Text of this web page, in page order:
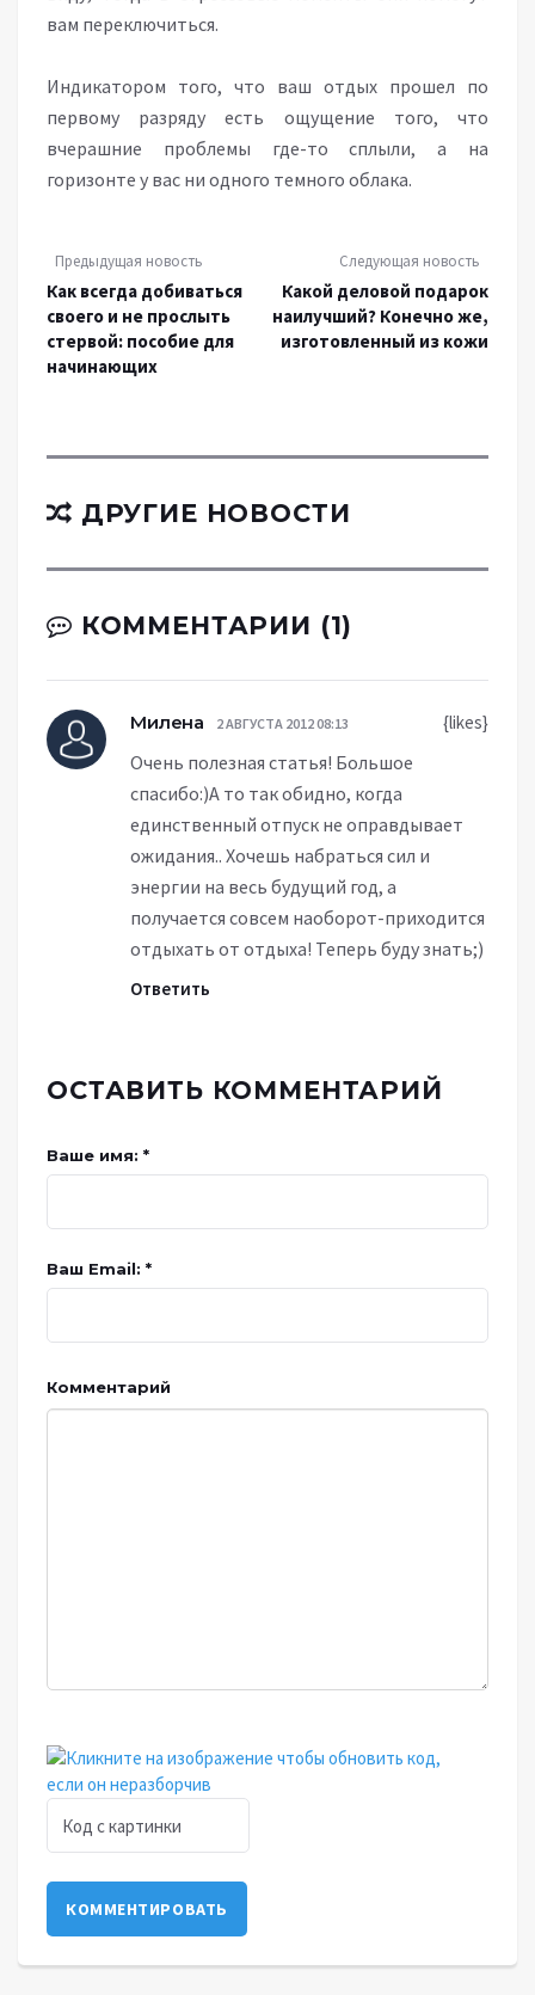
вам переключиться.
Индикатором того, что ваш отдых прошел по
первому разряду есть ощущение того, что
вчерашние проблемы где-то сплыли, а на
горизонте у вас ни одного темного облака.
Предыдущая новость
Как всегда добиваться
своего и не прослыть
стервой: пособие для
начинающих
Следующая новость
Какой деловой подарок
наилучший? Конечно же,
изготовленный из кожи
ДРУГИЕ НОВОСТИ
КОММЕНТАРИИ (1)
{likes}
Милена 2 АВГУСТА 2012 08:13
Очень полезная статья! Большое
спасибо:)А то так обидно, когда
единственный отпуск не оправдывает
ожидания.. Хочешь набраться сил и
энергии на весь будущий год, а
получается совсем наоборот-приходится
отдыхать от отдыха! Теперь буду знать;)
Ответить
ОСТАВИТЬ КОММЕНТАРИЙ
Ваше имя: *
Ваш Email: *
Комментарий
КОММЕНТИРОВАТЬ